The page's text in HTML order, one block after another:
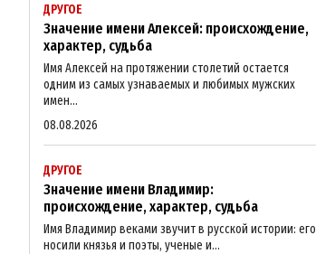
ДРУГОЕ
Значение имени Алексей: происхождение,
характер, судьба
Имя Алексей на протяжении столетий остается
одним из самых узнаваемых и любимых мужских
имен...
08.08.2026
ДРУГОЕ
Значение имени Владимир:
происхождение, характер, судьба
Имя Владимир веками звучит в русской истории: его
носили князья и поэты, ученые и...